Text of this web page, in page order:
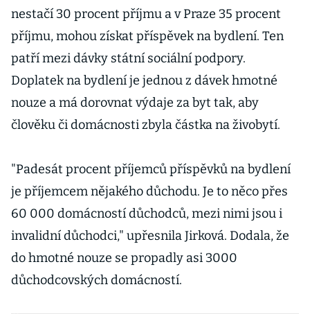
nestačí 30 procent příjmu a v Praze 35 procent
příjmu, mohou získat příspěvek na bydlení. Ten
patří mezi dávky státní sociální podpory.
Doplatek na bydlení je jednou z dávek hmotné
nouze a má dorovnat výdaje za byt tak, aby
člověku či domácnosti zbyla částka na živobytí.
"Padesát procent příjemců příspěvků na bydlení
je příjemcem nějakého důchodu. Je to něco přes
60 000 domácností důchodců, mezi nimi jsou i
invalidní důchodci," upřesnila Jirková. Dodala, že
do hmotné nouze se propadly asi 3000
důchodcovských domácností.